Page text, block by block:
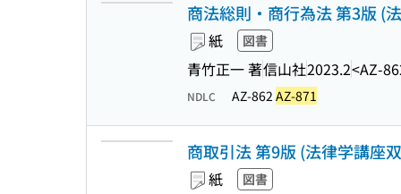
商法総則・商行為法 第3版 (
紙 図書
青竹正一 著信山社2023.2<AZ-
NDLC AZ-862 AZ-871
商取引法 第9版 (法律学講座
紙 図書